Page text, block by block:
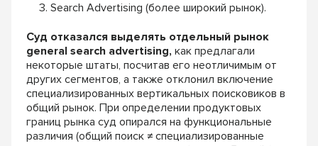
Search Advertising (более широкий рынок).
Суд отказался выделять отдельный рынок
general search advertising, как предлагали
некоторые штаты, посчитав его неотличимым от
других сегментов, а также отклонил включение
специализированных вертикальных поисковиков в
общий рынок. При определении продуктовых
границ рынка суд опирался на функциональные
различия (общий поиск ≠ специализированные